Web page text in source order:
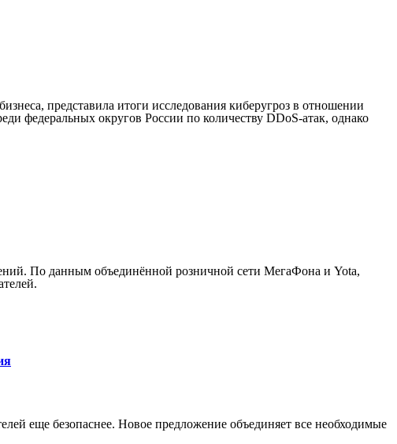
представила итоги исследования киберугроз в отношении
федеральных округов России по количеству DDoS-атак, однако
По данным объединённой розничной сети МегаФона и Yota,
еще безопаснее. Новое предложение объединяет все необходимые